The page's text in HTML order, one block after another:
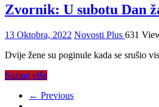
Zvornik: U subotu Dan
13 Oktobra, 2022 Novosti Plus 631
Dvije žene su poginule kada se srušio
Saznaj više
← Previous